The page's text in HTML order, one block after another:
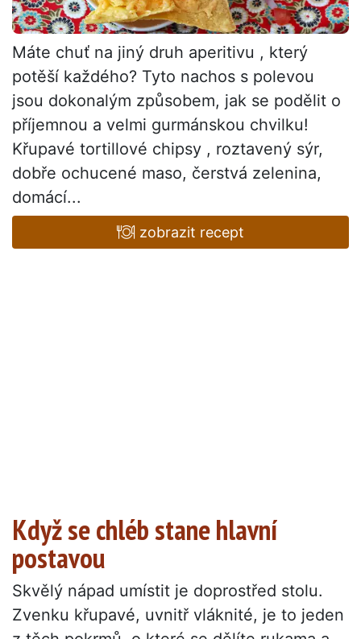
Máte chuť na jiný druh aperitivu , který
potěší každého? Tyto nachos s polevou
jsou dokonalým způsobem, jak se podělit o
příjemnou a velmi gurmánskou chvilku!
Křupavé tortillové chipsy , roztavený sýr,
dobře ochucené maso, čerstvá zelenina,
domácí...
zobrazit recept
Když se chléb stane hlavní
postavou
Skvělý nápad umístit je doprostřed stolu.
Zvenku křupavé, uvnitř vláknité, je to jeden